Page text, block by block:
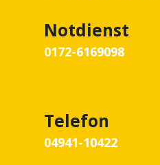
Notdienst
0172-6169098
Telefon
04941-10422